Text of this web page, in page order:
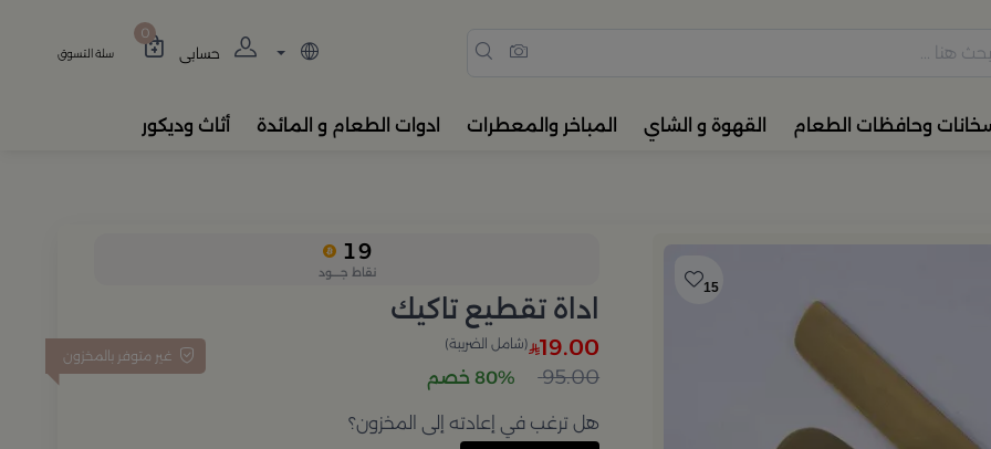
القهوة والشاي، أدوات المائدة، المباخر، والفواحات
حسابي
0
سلة التسوق
وحافظات الطعام القهوة و الشاي المباخر والمعطرات ادوات الطعام و المائدة أثاث وديكور
15
19
نقاط جــــود
اداة تقطيع تاكيك
غير متوفر بالمخزون 19.00 (شامل الضريبة)
95.00 80% خصم
هل ترغب في إعادته إلى المخزون؟